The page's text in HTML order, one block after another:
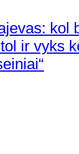
kol
ir vyks